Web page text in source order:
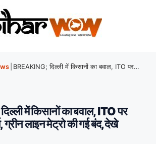
BREAKING; दिल्ली में किसानों का बवाल, ITO पर भयंकर लाठीचार्ज, ग्रीन लाइन मेट्रो की गई बंद,देखे VIDEO
में किसानों का बवाल, ITO पर
ग्रीन लाइन मेट्रो की गई बंद,देखे